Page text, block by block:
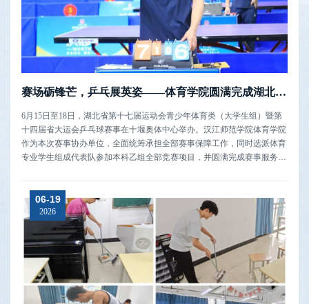
赛场砺锋芒，乒乓展英姿——体育学院圆满完成湖北省第十四届省大运会乒乓球赛事工作
​6月15日至18日，湖北省第十七届运动会青少年体育类（大学生组）暨第
十四届省大运会乒乓球赛事在十堰奥体中心举办。汉江师范学院体育学院
作为本次赛事协办单位，全面统筹承担全部赛事保障工作，同时选派体育
专业学生组成代表队参加本科乙组全部竞赛项目，并圆满完成赛事服务与
中实时判罚、...
06-19
2026